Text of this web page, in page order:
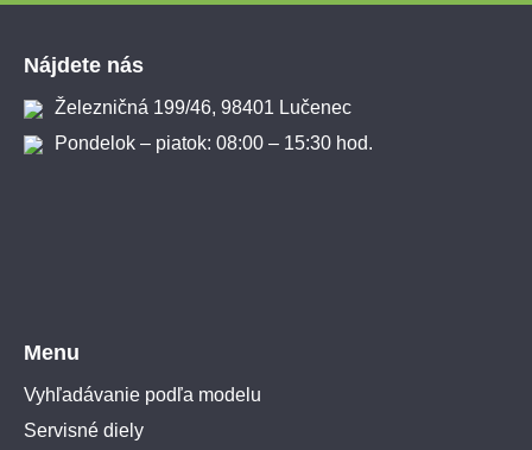
Nájdete nás
Železničná 199/46, 98401 Lučenec
Pondelok – piatok: 08:00 – 15:30 hod.
Menu
Vyhľadávanie podľa modelu
Servisné diely